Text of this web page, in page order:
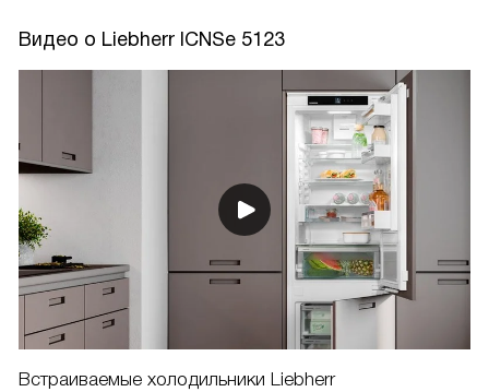
Видео о Liebherr ICNSe 5123
Встраиваемые холодильники Liebherr